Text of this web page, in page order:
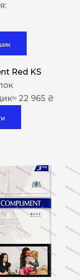
Red KS
≈ 22 965 ₴